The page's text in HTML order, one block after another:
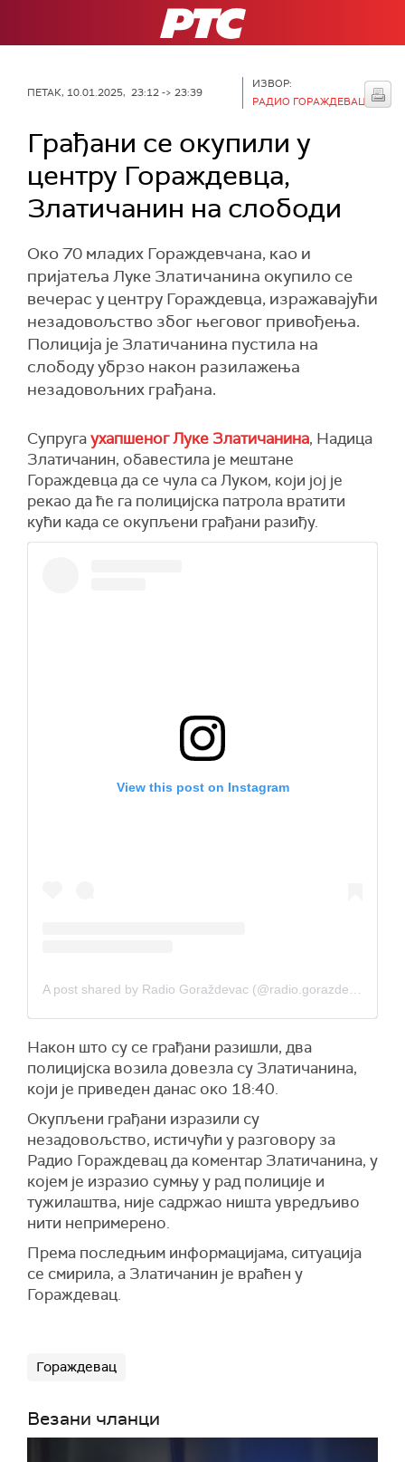
РТС
ПЕТАК, 10.01.2025, 23:12 -> 23:39
ИЗВОР:
РАДИО ГОРАЖДЕВАЦ
Грађани се окупили у
центру Гораждевца,
Златичанин на слободи
Око 70 младих Гораждевчана, као и
пријатеља Луке Златичанина окупило се
вечерас у центру Гораждевца, изражавајући
незадовољство због његовог привођења.
Полиција је Златичанина пустила на
слободу убрзо након разилажења
незадовољних грађана.
Супругаухапшеног Луке Златичанина, Надица
Златичанин, обавестила је мештане
Гораждевца да се чула са Луком, који јој је
рекао да ће га полицијска патрола вратити
кући када се окупљени грађани разиђу.
View this post on Instagram
Након што су се грађани разишли, два
полицијска возила довезла су Златичанина,
који је приведен данас око 18:40.
Окупљени грађани изразили су
незадовољство, истичући у разговору за
Радио Гораждевац да коментар Златичанина, у
којем је изразио сумњу у рад полиције и
тужилаштва, није садржао ништа увредљиво
нити непримерено.
Према последњим информацијама, ситуација
се смирила, а Златичанин је враћен у
Гораждевац.
Гораждевац
Везани чланци